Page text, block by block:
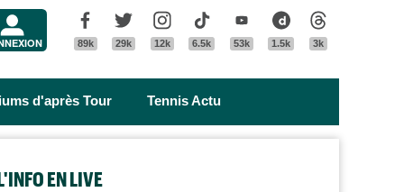
Facebook
89k
Twitter
29k
Instagram
12k
Tik Tok
6.5k
Youtube
53k
Dailymotion
1.5k 3k
d'après Tour Tennis Actu
EN LIVE